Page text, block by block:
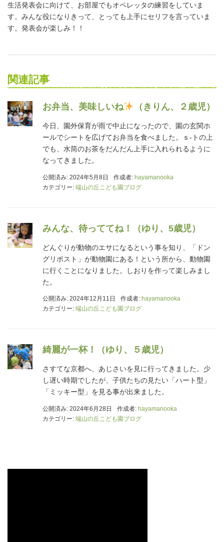
生活発表会に向けて、お部屋でもオペレッタの練習をしていま
す。みんな役になりきって、とっても上手にセリフを言っていま
す。発表会が楽しみ！！
関連記事
お弁当、美味しいね （きりん、２歳児）
今日、園外保育が雨で中止になったので、園の玄関ホ
ールでシートを広げてお弁当を食べました。ｓ-トの上
でも、水筒のお茶をだんだん上手に入れられるように
なってきました。
公開済み: 2024年5月8日 作成者: hayamanooka
カテゴリー: 端山の丘こども園ブログ
みんな、待っててね！（ゆり、5歳児）
どんぐりが動物のエサになるという事を知り、「ドン
グリポスト」が動物園にある！という所から、動物園
に行くことになりました。しおりを作って楽しみまし
た。
公開済み: 2024年12月11日 作成者: hayamanooka
カテゴリー: 端山の丘こども園ブログ
綺麗が一杯！（ゆり、５歳児）
さすてな京都へ、あじさいを見に行ってきました。少
し遅い時期でしたが、子供たちの見たい「ハート型」
「ミッキー型」を見る事が出来ました。
公開済み: 2024年6月28日 作成者: hayamanooka
カテゴリー: 端山の丘こども園ブログ